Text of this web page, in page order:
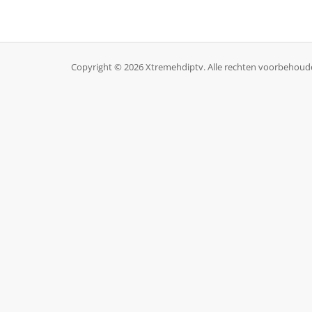
Copyright © 2026 Xtremehdiptv. Alle rechten